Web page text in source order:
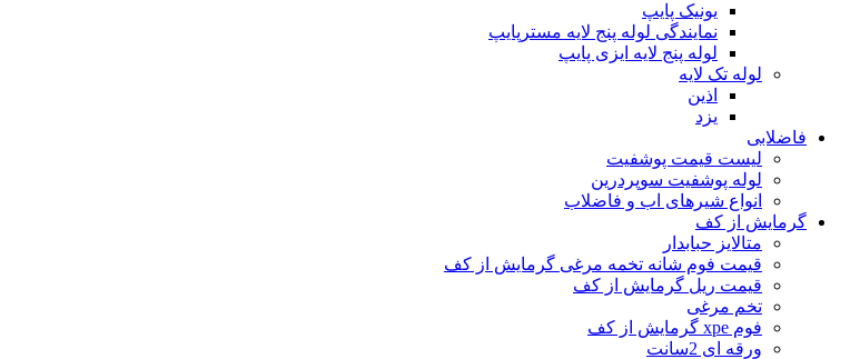
یونیک پایپ
نمایندگی لوله پنج لایه مسترپایپ
لوله پنج لایه ایزی پایپ
لوله تک لایه
اذین
یزد
فاضلابی
لیست قیمت پوشفیت
لوله پوشفیت سوپردرین
انواع شیرهای اب و فاضلاب
گرمایش از کف
متالایز حبابدار
قیمت فوم شانه تخمه مرغی گرمایش از کف
قیمت ریل گرمایش از کف
تخم مرغی
فوم xpe گرمایش از کف
ورقه ای 2سانت